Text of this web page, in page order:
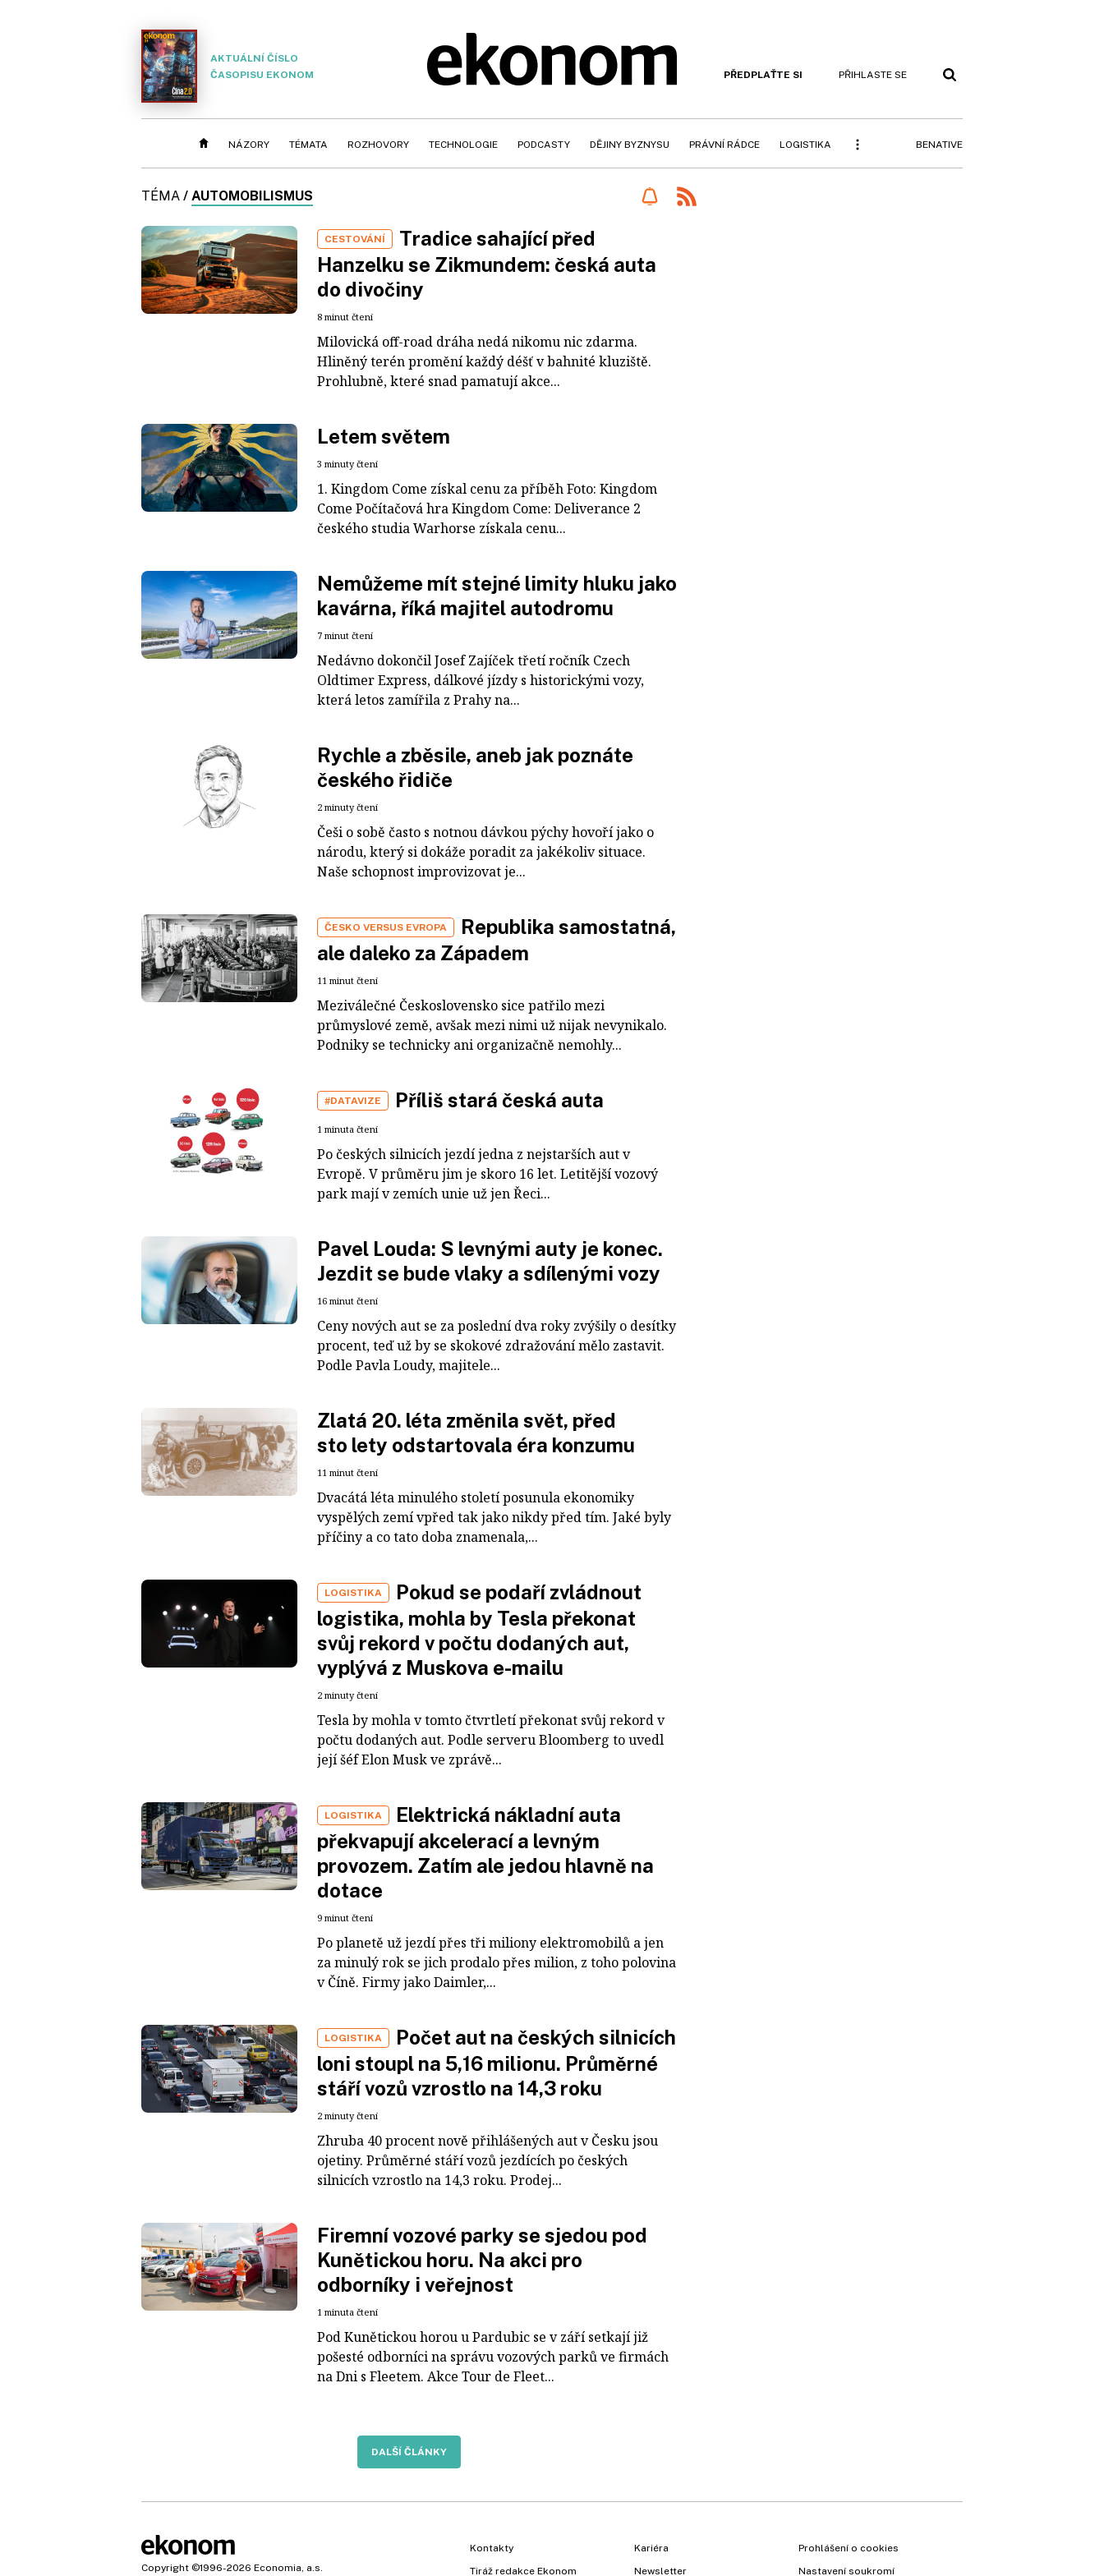
AKTUÁLNÍ ČÍSLO
ČASOPISU EKONOM
PŘEDPLAŤTE SI PŘIHLASTE SE
NÁZORY TÉMATA ROZHOVORY TECHNOLOGIE PODCASTY DĚJINY BYZNYSU PRÁVNÍ RÁDCE LOGISTIKA BENATIVE
TÉMA / AUTOMOBILISMUS
CESTOVÁNÍ
Tradice sahající před
Hanzelku se Zikmundem: česká auta
do divočiny
8 minut čtení
Milovická off-road dráha nedá nikomu nic zdarma.
Hliněný terén promění každý déšť v bahnité kluziště.
Prohlubně, které snad pamatují akce...
Letem světem
3 minuty čtení
1. Kingdom Come získal cenu za příběh Foto: Kingdom
Come Počítačová hra King­dom Come: Deliverance 2
českého studia Warhorse získala cenu...
Nemůžeme mít stejné limity hluku jako
kavárna, říká majitel autodromu
7 minut čtení
Nedávno dokončil Josef Zajíček třetí ročník Czech
Oldtimer Express, dálkové jízdy s historickými vozy,
která letos zamířila z Prahy na...
Rychle a zběsile, aneb jak poznáte
českého řidiče
2 minuty čtení
Češi o sobě často s notnou dávkou pýchy hovoří jako o
národu, který si dokáže poradit za jakékoliv situace.
Naše schopnost improvizovat je...
ČESKO VERSUS EVROPA
Republika samostatná,
ale daleko za Západem
11 minut čtení
Meziválečné Československo sice patřilo mezi
průmyslové země, avšak mezi nimi už nijak nevynikalo.
Podniky se technicky ani organizačně nemohly...
#DATAVIZE Příliš stará česká auta
1 minuta čtení
Po českých silnicích jezdí jedna z nejstarších aut v
Evropě. V průměru jim je skoro 16 let. Letitější vozový
park mají v zemích unie už jen Řeci...
Pavel Louda: S levnými auty je konec.
Jezdit se bude vlaky a sdílenými vozy
16 minut čtení
Ceny nových aut se za poslední dva roky zvýšily o desítky
procent, teď už by se skokové zdražování mělo zastavit.
Podle Pavla Loudy, majitele...
Zlatá 20. léta změnila svět, před
sto lety odstartovala éra konzumu
11 minut čtení
Dvacátá léta minulého století posunula ekonomiky
vyspělých zemí vpřed tak jako nikdy před tím. Jaké byly
příčiny a co tato doba znamenala,...
LOGISTIKA
Pokud se podaří zvládnout
logistika, mohla by Tesla překonat
svůj rekord v počtu dodaných aut,
vyplývá z Muskova e-mailu
2 minuty čtení
Tesla by mohla v tomto čtvrtletí překonat svůj rekord v
počtu dodaných aut. Podle serveru Bloomberg to uvedl
její šéf Elon Musk ve zprávě...
LOGISTIKA
Elektrická nákladní auta
překvapují akcelerací a levným
provozem. Zatím ale jedou hlavně na
dotace
9 minut čtení
Po planetě už jezdí přes tři miliony elektromobilů a jen
za minulý rok se jich prodalo přes milion, z toho polovina
v Číně. Firmy jako Daimler,...
LOGISTIKA
Počet aut na českých silnicích
loni stoupl na 5,16 milionu. Průměrné
stáří vozů vzrostlo na 14,3 roku
2 minuty čtení
Zhruba 40 procent nově přihlášených aut v Česku jsou
ojetiny. Průměrné stáří vozů jezdících po českých
silnicích vzrostlo na 14,3 roku. Prodej...
Firemní vozové parky se sjedou pod
Kunětickou horu. Na akci pro
odborníky i veřejnost
1 minuta čtení
Pod Kunětickou horou u Pardubic se v září setkají již
pošesté odborníci na správu vozových parků ve firmách
na Dni s Fleetem. Akce Tour de Fleet...
DALŠÍ ČLÁNKY
Copyright ©1996-2026 Economia, a.s.
Kontakty
Tiráž redakce Ekonom
Kariéra
Newsletter
Prohlášení o cookies
Nastavení soukromí